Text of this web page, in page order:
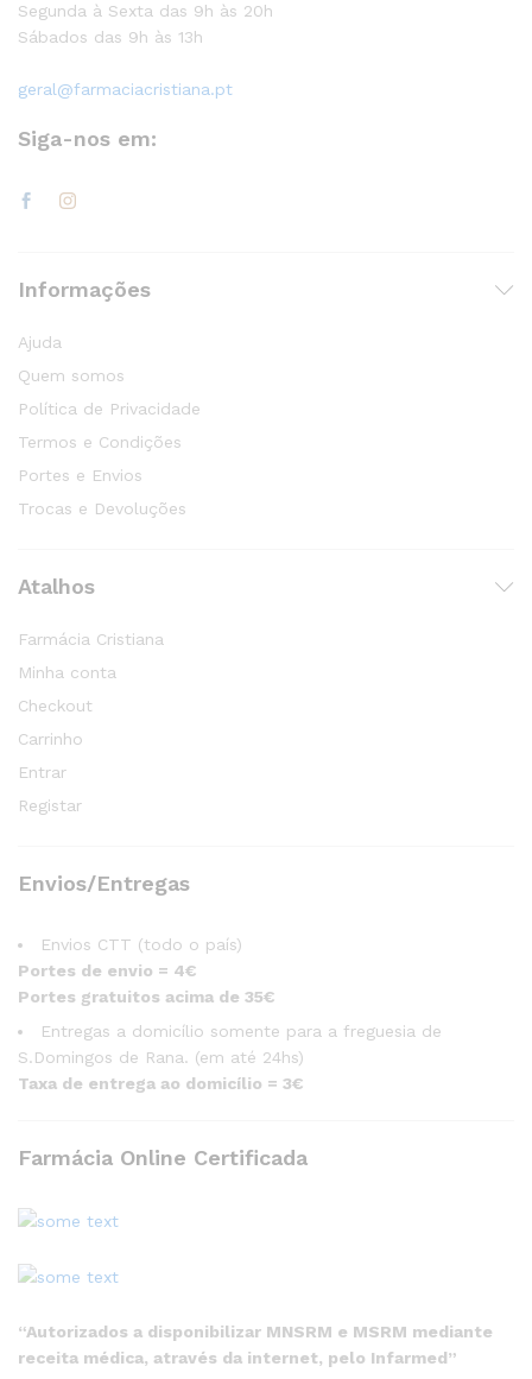
Segunda à Sexta das 9h às 20h
Sábados das 9h às 13h
geral@farmaciacristiana.pt
Siga-nos em:
Informações
Ajuda
Quem somos
Política de Privacidade
Termos e Condições
Portes e Envios
Trocas e Devoluções
Atalhos
Farmácia Cristiana
Minha conta
Checkout
Carrinho
Entrar
Registar
Envios/Entregas
Envios CTT (todo o país)
Portes de envio = 4€
Portes gratuitos acima de 35€
Entregas a domicílio somente para a freguesia de
S.Domingos de Rana. (em até 24hs)
Taxa de entrega ao domicílio = 3€
Farmácia Online Certificada
“Autorizados a disponibilizar MNSRM e MSRM mediante
receita médica, através da internet, pelo Infarmed”